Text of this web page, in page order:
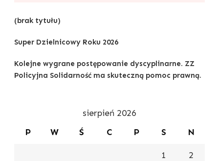
(brak tytułu)
Super Dzielnicowy Roku 2026
Kolejne wygrane postępowanie dyscyplinarne. ZZ
Policyjna Solidarność ma skuteczną pomoc prawną.
sierpień 2026
P
W Ś C P S N
1 2